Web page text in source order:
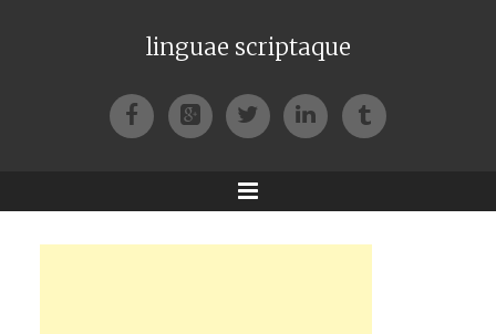
linguae scriptaque
FacebookGoogle+TwitterLinkedIn
Tumblr
Menu